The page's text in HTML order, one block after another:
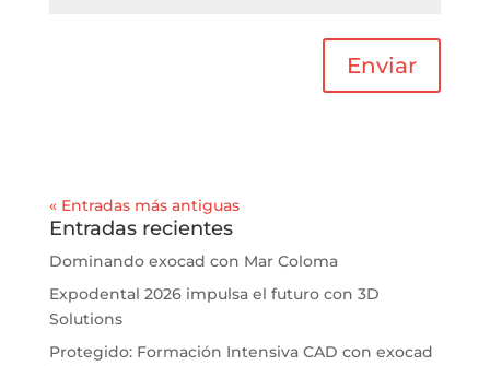
Enviar
« Entradas más antiguas
Entradas recientes
Dominando exocad con Mar Coloma
Expodental 2026 impulsa el futuro con 3D
Solutions
Protegido: Formación Intensiva CAD con exocad